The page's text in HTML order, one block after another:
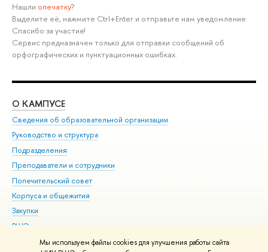
Мы используем файлы cookies для улучшения работы сайта
Нашли опечатку?
Выделите её, нажмите Ctrl+Enter и отправьте нам уведомление.
Спасибо за участие!
Сервис предназначен только для отправки сообщений об
орфографических и пунктуационных ошибках.
О КАМПУСЕ
Сведения об образовательной организации
Руководство и структура
Подразделения
Преподаватели и сотрудники
Попечительский совет
Корпуса и общежития
Закупки
ВШЭ для студентов с ограниченными возможностями
здоровья и инвалидностью